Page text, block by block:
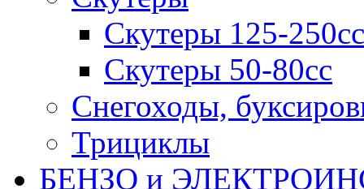
Скутеры 125-250сс
Скутеры 50-80сс
Снегоходы,
Трициклы
БЕНЗО и